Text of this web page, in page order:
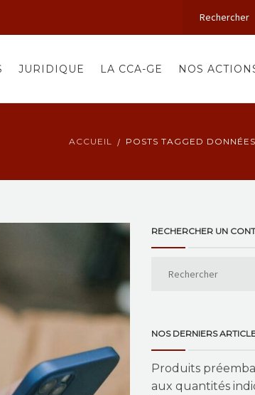
JURIDIQUE LA CCA-GE NOS
ACCUEIL POSTS TAGGED
RECHERCHER UN
NOS DERNIERS
Produits
aux quantités